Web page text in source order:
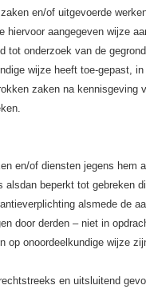
en/of uitgevoerde
hiervoor aangegeven wijze
tot onderzoek van de
wijze heeft toe-gepast, in
zaken na kennisgeving
en/of diensten jegens hem
alsdan beperkt tot gebreken
alsmede de
door derden – niet in
op onoordeelkundige wijze
en uitsluitend